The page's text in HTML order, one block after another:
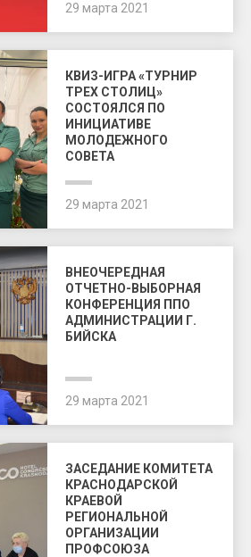
29 марта 2021
КВИЗ-ИГРА «ТУРНИР
ТРЕХ СТОЛИЦ»
СОСТОЯЛСЯ ПО
ИНИЦИАТИВЕ
МОЛОДЕЖНОГО
СОВЕТА
29 марта 2021
ВНЕОЧЕРЕДНАЯ
ОТЧЕТНО-ВЫБОРНАЯ
КОНФЕРЕНЦИЯ ППО
АДМИНИСТРАЦИИ Г.
БИЙСКА
29 марта 2021
ЗАСЕДАНИЕ КОМИТЕТА
КРАСНОДАРСКОЙ
КРАЕВОЙ
РЕГИОНАЛЬНОЙ
ОРГАНИЗАЦИИ
ПРОФСОЮЗА